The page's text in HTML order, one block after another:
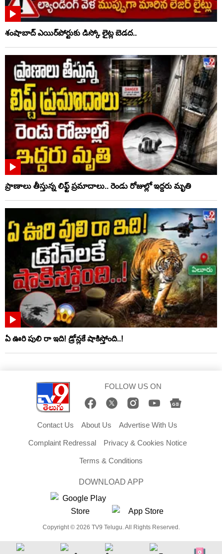
శంషాబాద్ ఎయిర్‌పోర్టుకు డిస్కో లైట్ల బెడద..
ప్రాణాలు తీస్తున్న లిఫ్ట్‌ ప్రమాదాలు.. రెండు రోజుల్లో ఇద్దరు మృతి
ఏ ఊరి పులి రా ఇది! డ్రోన్లకే షాకిస్తోంది..!
FOLLOW US ON
Contact Us About Us Advertise With Us
Complaint Redressal Privacy & Cookies Notice
Terms & Conditions
DOWNLOAD APP
Copyright © 2026 TV9 Telugu. All Rights Reserved.